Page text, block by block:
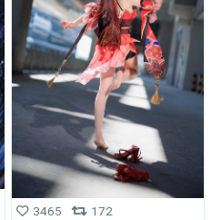
3465
172